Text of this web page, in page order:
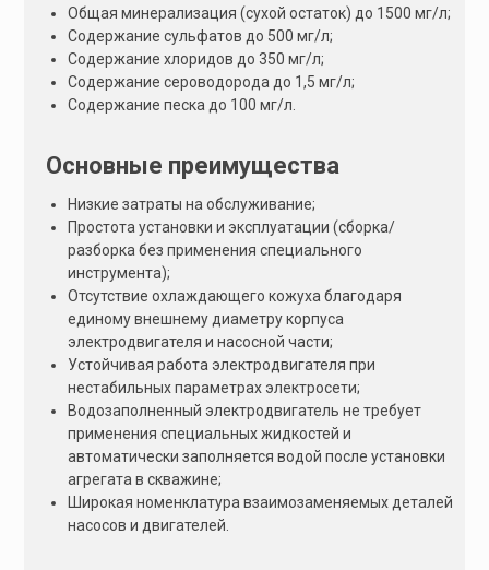
Общая минерализация (сухой остаток) до 1500 мг/л;
Содержание сульфатов до 500 мг/л;
Содержание хлоридов до 350 мг/л;
Содержание сероводорода до 1,5 мг/л;
Содержание песка до 100 мг/л.
Основные преимущества
Низкие затраты на обслуживание;
Простота установки и эксплуатации (сборка/
разборка без применения специального
инструмента);
Отсутствие охлаждающего кожуха благодаря
единому внешнему диаметру корпуса
электродвигателя и насосной части;
Устойчивая работа электродвигателя при
нестабильных параметрах электросети;
Водозаполненный электродвигатель не требует
применения специальных жидкостей и
автоматически заполняется водой после установки
агрегата в скважине;
Широкая номенклатура взаимозаменяемых деталей
насосов и двигателей.